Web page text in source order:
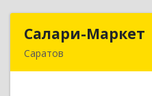
Салари-Маркет
Саратов